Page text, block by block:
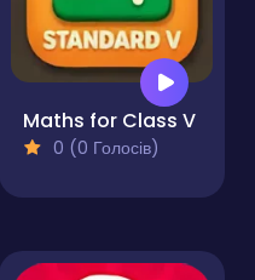
Maths for Class V
0 (0 Голосів)